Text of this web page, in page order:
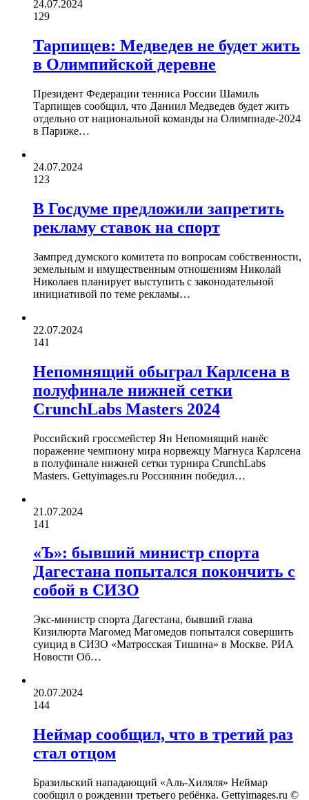
24.07.2024
129
Тарпищев: Медведев не будет жить
в Олимпийской деревне
Президент Федерации тенниса России Шамиль
Тарпищев сообщил, что Даниил Медведев будет жить
отдельно от национальной команды на Олимпиаде-2024
в Париже…
24.07.2024
123
В Госдуме предложили запретить
рекламу ставок на спорт
Зампред думского комитета по вопросам собственности,
земельным и имущественным отношениям Николай
Николаев планирует выступить с законодательной
инициативой по теме рекламы…
22.07.2024
141
Непомнящий обыграл Карлсена в
полуфинале нижней сетки
CrunchLabs Masters 2024
Российский гроссмейстер Ян Непомнящий нанёс
поражение чемпиону мира норвежцу Магнуса Карлсена
в полуфинале нижней сетки турнира CrunchLabs
Masters. Gettyimages.ru Россиянин победил…
21.07.2024
141
«Ъ»: бывший министр спорта
Дагестана попытался покончить с
собой в СИЗО
Экс-министр спорта Дагестана, бывший глава
Кизилюрта Магомед Магомедов попытался совершить
суицид в СИЗО «Матросская Тишина» в Москве. РИА
Новости Об…
20.07.2024
144
Неймар сообщил, что в третий раз
стал отцом
Бразильский нападающий «Аль-Хиляля» Неймар
сообщил о рождении третьего ребёнка. Gettyimages.ru ©